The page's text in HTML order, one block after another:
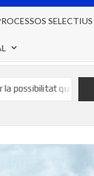
SELECTIUS
superin els 20 litres